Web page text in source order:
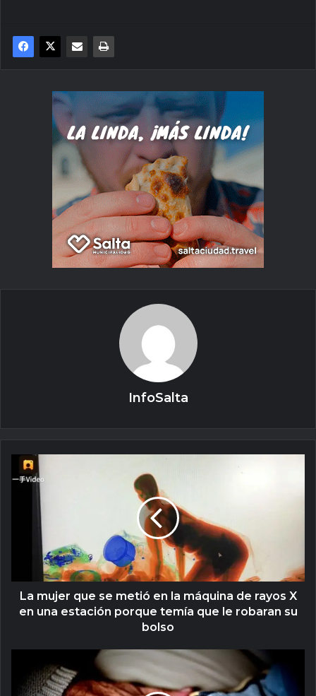
InfoSalta
La mujer que se metió en la máquina de rayos X
en una estación porque temía que le robaran su
bolso